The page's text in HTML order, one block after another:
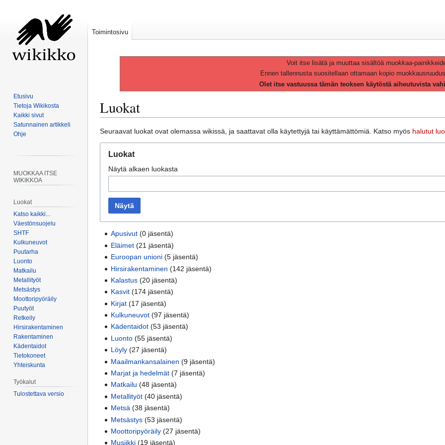
Voit itse lisätä ja muuttaa sisältöä muokkaa-
Ennen tallennusta suositellaan ottamaan kopio
Olet itse vastuussa tämän teoksen käytöstä aiheutuvista
Luokat
Siirry
navigaatioon
Siirry
hakuun
Seuraavat luokat ovat olemassa wikissä, ja saattavat olla käytettyjä tai käyttämättömiä. Katso myös halutut
Luokat
Näytä alkaen luokasta
Näytä
Apusivut (0 jäsentä)
Eläimet (21 jäsentä)
Euroopan unioni (5 jäsentä)
Hirsirakentaminen (142 jäsentä)
Kalastus (20 jäsentä)
Kasvit (174 jäsentä)
Kirjat (17 jäsentä)
Kulkuneuvot (97 jäsentä)
Kädentaidot (53 jäsentä)
Luonto (55 jäsentä)
Löyly (27 jäsentä)
Maailmankansalainen (9 jäsentä)
Marjat ja hedelmät (7 jäsentä)
Matkailu (48 jäsentä)
Metallityöt (40 jäsentä)
Metsä (38 jäsentä)
Metsästys (53 jäsentä)
Moottoripyöräily (27 jäsentä)
Musiikki (19 jäsentä)
Toimintosivu
Etusivu
Tietoja Wikikosta
Kaikki sivut
Satunnainen artikkeli
Ohje
MUOKKAA ITSE
WIKIKKOA
Luokat
Katso kaikki...
Väestönsuojelu
SHTF
Kulkuneuvot
Puutarha
Luonto
Matkailu
Metallityöt
Metsästys
Moottoripyöräily
Puutyöt
Retkeily
Hirsirakentaminen
Rakentaminen
Kädentaidot
Tietokoneet
Yhteiskunta
Työkalut
Tulostettava versio